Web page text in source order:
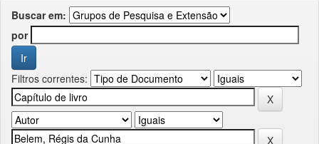
Buscar em:
por
Filtros correntes: